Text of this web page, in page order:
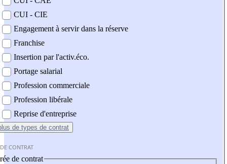
CUI - CIE
Engagement à servir dans la réserve
Franchise
Insertion par l'activ.éco.
Portage salarial
Profession commerciale
Profession libérale
Reprise d'entreprise
de types de contrat
CONTRAT
de contrat